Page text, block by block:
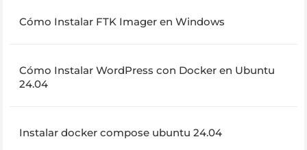
Cómo Instalar FTK Imager en Windows
Cómo Instalar WordPress con Docker en Ubuntu
24.04
Instalar docker compose ubuntu 24.04